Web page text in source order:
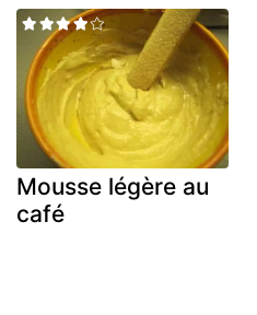
Mousse légère au
café